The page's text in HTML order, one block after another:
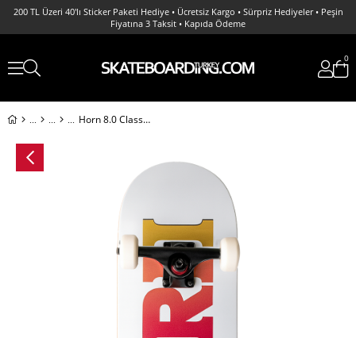
200 TL Üzeri 40'lı Sticker Paketi Hediye • Ücretsiz Kargo • Sürpriz Hediyeler • Peşin
Fiyatına 3 Taksit • Kapıda Ödeme
0
Horn 8.0 Classic Logo Tie Dye Complete Profesyonel Kaykay